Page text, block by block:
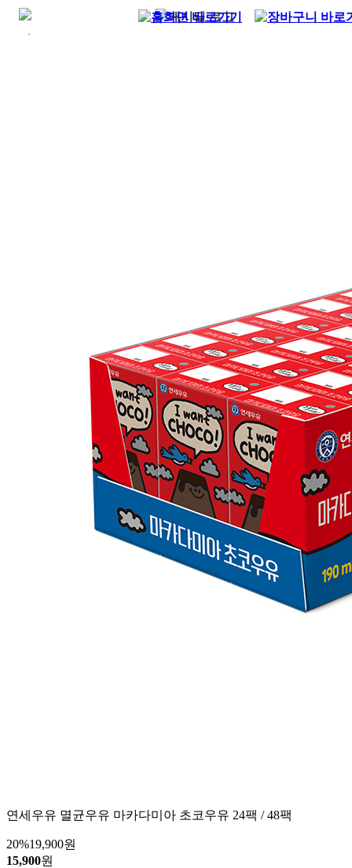
연세우유 멸균우유 마카다미아 초코우유 24팩 / 48팩
20%19,900원
15,900원